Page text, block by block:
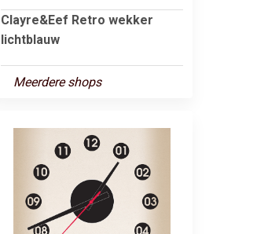
Clayre&Eef Retro wekker
lichtblauw
Meerdere shops